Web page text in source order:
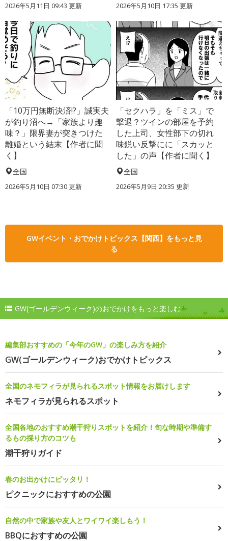
2026年5月11日 09:43 更新 2026年5月10日 17:35 更新
「10万円無断決済!?」誠実夫
が釣り沼へ→「家族より趣
味？」限界妻が突きつけた
離婚という結末【作者に聞
く】
全国
2026年5月10日 07:30 更新
「セクハラ」を「ミス」で
撃退？ツインの部屋を予約
した上司、女性部下の切れ
味鋭い反撃にに「スカッと
した」の声【作者に聞く】
全国
2026年5月9日 20:35 更新
GWイベント・おでかけトピックス【関西】をもっと見
る
GW(ゴールデンウィーク)のおでかけをもっと楽しむ
編集部おすすめの「今年のGW」の楽しみ方を紹介
GW(ゴールデンウィーク)おでかけトピックス
全国のネモフィラが見られるスポット情報をお届けします
ネモフィラが見られるスポット
全国各地のおすすめ潮干狩りスポットを紹介！旬な時期や準備す
るもの採り方のコツも
潮干狩りガイド
春のお出かけにピッタリ！
ピクニックにおすすめの公園
自然の中で家族や友人とワイワイ楽しもう！
BBQにおすすめの公園